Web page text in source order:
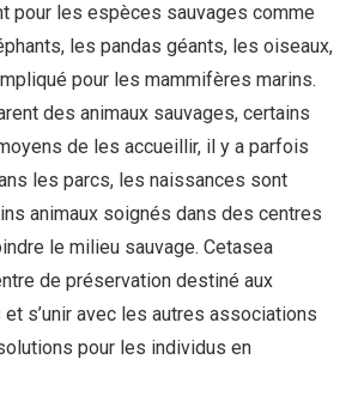
pour les espèces sauvages comme
les pandas géants, les oiseaux,
pour les mammifères marins.
des animaux sauvages, certains
de les accueillir, il y a parfois
les parcs, les naissances sont
animaux soignés dans des centres
le milieu sauvage. Cetasea
de préservation destiné aux
s’unir avec les autres associations
pour les individus en